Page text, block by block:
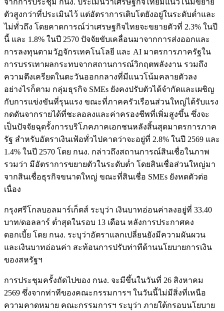
ตัวสูงกว่าที่ประเมินไว้ แต่อัตราการเติบโตยังอยู่ในระดับต่ำและ
ไม่ทั่วถึง โดยคาดการณ์ว่าเศรษฐกิจไทยจะขยายตัวที่ 2.3% ในปี
นี้ และ 1.8% ในปี 2570 ปัจจัยขับเคลื่อนมาจากการส่งออกและ
การลงทุนตามวัฏจักรเทคโนโลยี และ AI มาตรการภาครัฐใน
การบรรเทาผลกระทบจากสถานการณ์วิกฤตพลังงาน รวมถึง
ความตึงเครียดในตะวันออกกลางที่มีแนวโน้มคลายตัวลง
อย่างไรก็ตาม กลุ่มธุรกิจ SMEs ยังคงปรับตัวได้จำกัดและเผชิญ
กับการแข่งขันที่รุนแรง ขณะที่ภาคครัวเรือนส่วนใหญ่ได้รับแรง
กดดันจากรายได้ที่ชะลอลงและค่าครองชีพที่เพิ่มสูงขึ้น ซึ่งจะ
เป็นปัจจัยฉุดรั้งการบริโภคภาคเอกชนหลังสิ้นสุดมาตรการภาค
รัฐ สำหรับอัตราเงินเฟ้อทั่วไปคาดว่าจะอยู่ที่ 2.8% ในปี 2569 และ
1.4% ในปี 2570 โดย กนง. กล่าวถึงสถานการณ์สินเชื่อในภาพ
รวมว่า มีอัตราการขยายตัวในระดับต่ำ โดยสินเชื่อส่วนใหญ่มา
จากสินเชื่อธุรกิจขนาดใหญ่ ขณะที่สินเชื่อ SMEs ยังหดตัวต่อ
เนื่อง
กรุงศรีโกลบอลมาร์เก็ตส์ ระบุว่า เงินบาทอ่อนค่าลงอยู่ที่ 33.40
บาท/ดอลลาร์ ต่ำสุดในรอบ 13 เดือน หลังการประกาศคง
ดอกเบี้ย โดย กนง. ระบุว่าอัตราแลกเปลี่ยนยังมีความผันผวน
และเงินบาทอ่อนค่า สะท้อนการปรับท่าทีด้านนโยบายการเงิน
ของสหรัฐฯ
การประชุมครั้งถัดไปของ กนง. จะมีขึ้นในวันที่ 26 สิงหาคม
2569 ซึ่งจากท่าทีของคณะกรรมการฯ ในวันนี้ไม่มีสิ่งที่เหนือ
ความคาดหมาย คณะกรรมการฯ ระบุว่า ภายใต้กรอบนโยบาย